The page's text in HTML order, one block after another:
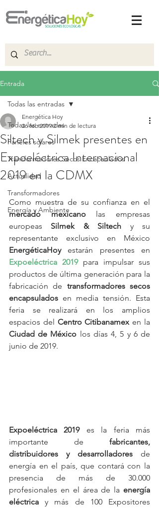
Entrada
Todas las entradas
Paneles solares
Transformadores Secos Encapsulados
Actualidad
Transformadores
Energía y Ambiente
Todas las entradas
Siltech y Silmek presentes en
Expoeléctrica Internacional
2019 en la CDMX
Energética Hoy
26 feb 2019 2 min de lectura
mercado mexicano las empresas
europeas Silmek & Siltech y su
EnergéticaHoy
Expoeléctrica 2019 para impulsar sus
productos de última generación para la
fabricación de transformadores secos
encapsulados en media tensión. Esta
feria se realizará en los amplios
espacios del Centro Citibanamex
Ciudad de México los días 4, 5 y 6 de
junio de 2019.
Expoeléctrica 2019 es la feria más
importante de fabricantes,
distribuidores y desarrolladores de
energía en el país, que contará con la
presencia de más de 30.000
profesionales en el área de la energía
eléctrica y más de 100 Expositores